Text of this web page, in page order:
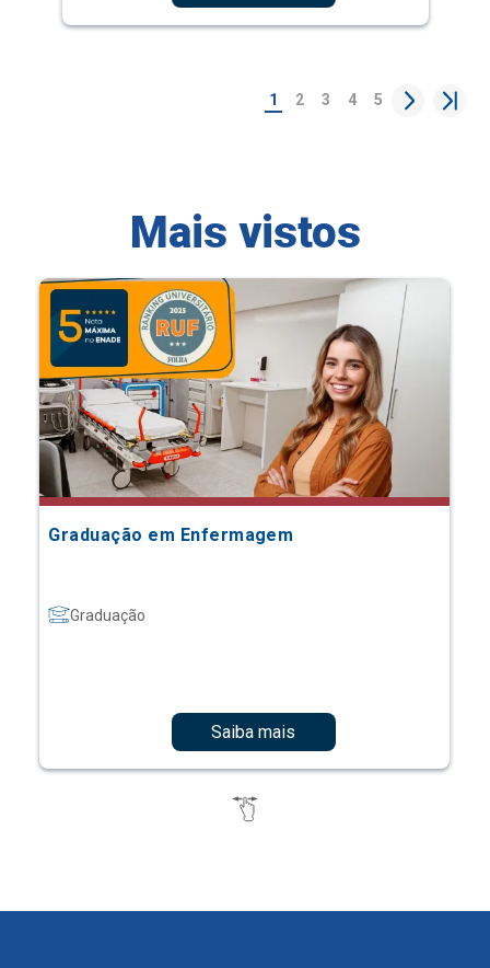
1 2 3 4 5
Mais vistos
Graduação em Enfermagem
Graduação
Saiba mais